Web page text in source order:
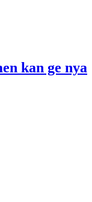
kan ge nya